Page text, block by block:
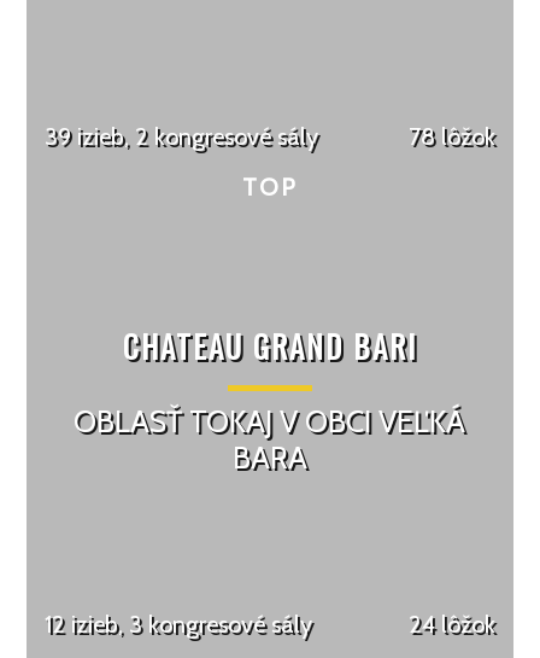
39 izieb, 2 kongresové sály 78 lôžok
CHATEAU GRAND BARI
OBLASŤ TOKAJ V OBCI VEĽKÁ
BARA
12 izieb, 3 kongresové sály 24 lôžok